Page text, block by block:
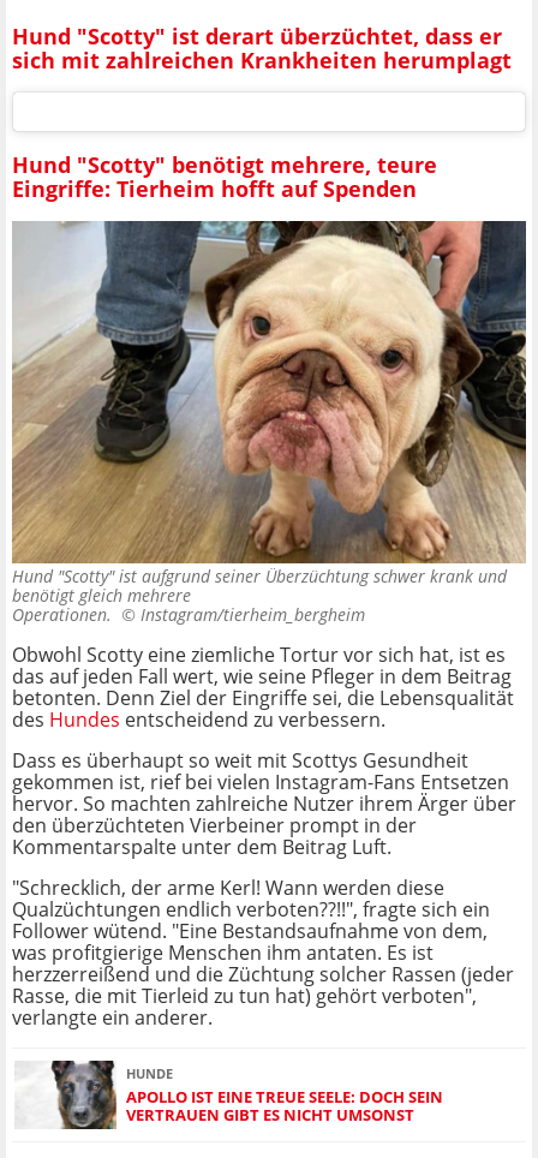
Hund "Scotty" ist derart überzüchtet, dass er
sich mit zahlreichen Krankheiten herumplagt
Hund "Scotty" benötigt mehrere, teure
Eingriffe: Tierheim hofft auf Spenden
Hund "Scotty" ist aufgrund seiner Überzüchtung schwer krank und
benötigt gleich mehrere
Operationen. © Instagram/tierheim_bergheim
Obwohl Scotty eine ziemliche Tortur vor sich hat, ist es
das auf jeden Fall wert, wie seine Pfleger in dem Beitrag
betonten. Denn Ziel der Eingriffe sei, die Lebensqualität
des Hundes entscheidend zu verbessern.
Dass es überhaupt so weit mit Scottys Gesundheit
gekommen ist, rief bei vielen Instagram-Fans Entsetzen
hervor. So machten zahlreiche Nutzer ihrem Ärger über
den überzüchteten Vierbeiner prompt in der
Kommentarspalte unter dem Beitrag Luft.
"Schrecklich, der arme Kerl! Wann werden diese
Qualzüchtungen endlich verboten??!!", fragte sich ein
Follower wütend. "Eine Bestandsaufnahme von dem,
was profitgierige Menschen ihm antaten. Es ist
herzzerreißend und die Züchtung solcher Rassen (jeder
Rasse, die mit Tierleid zu tun hat) gehört verboten",
verlangte ein anderer.
HUNDE
APOLLO IST EINE TREUE SEELE: DOCH SEIN
VERTRAUEN GIBT ES NICHT UMSONST